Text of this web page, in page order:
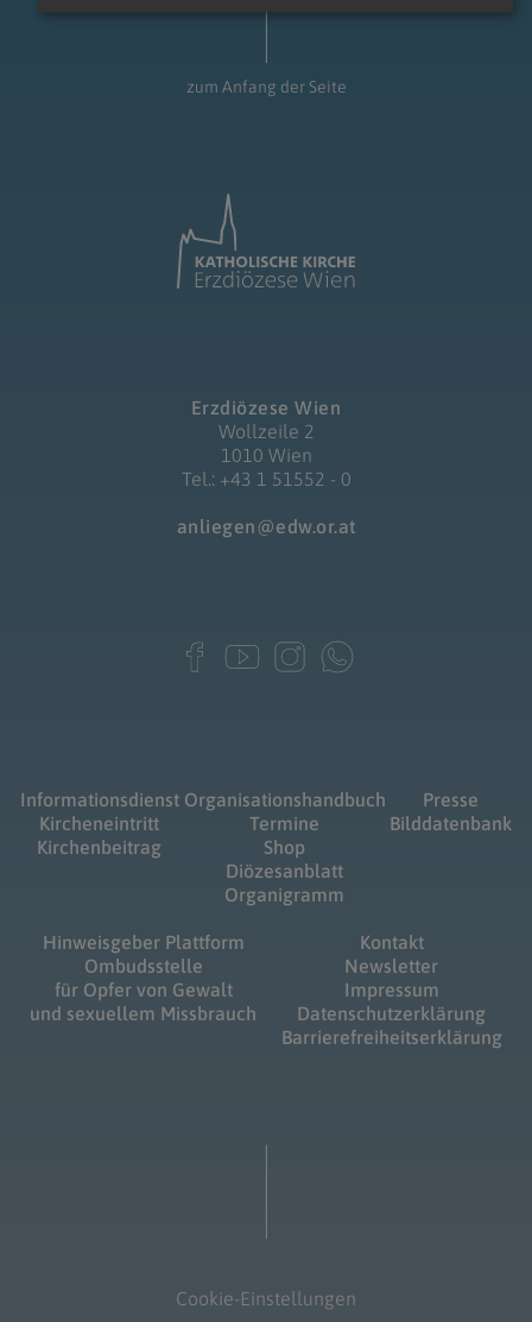
zum Anfang der Seite
Erzdiözese Wien
Wollzeile 2
1010 Wien
Tel.: +43 1 51552 - 0
anliegen@edw.or.at
Informationsdienst
Kircheneintritt
Kirchenbeitrag
Organisationshandbuch
Termine
Shop
Diözesanblatt
Organigramm
Presse
Bilddatenbank
Hinweisgeber Plattform
Ombudsstelle
für Opfer von Gewalt
und sexuellem Missbrauch
Kontakt
Newsletter
Impressum
Datenschutzerklärung
Barrierefreiheitserklärung
Cookie-Einstellungen